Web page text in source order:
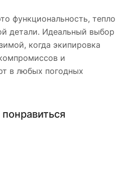
функциональность, тепло
детали. Идеальный выбор
когда экипировка
и
в любых погодных